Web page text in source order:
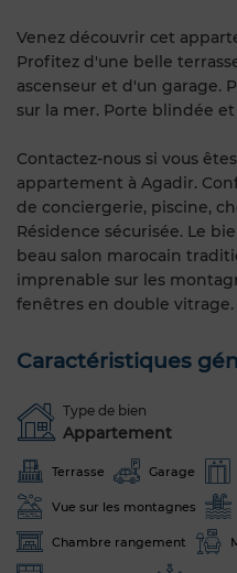
Venez découvrir cet
Profitez d'une belle
ascenseur et d'un garage.
sur la mer. Porte blindée
Contactez-nous si vous
appartement à Agadir.
de conciergerie, piscine,
Résidence sécurisée. Le
beau salon marocain
imprenable sur les
fenêtres en double vitrage.
Caractéristiques
Type de bien
Appartement
Terrasse Garage
Vue sur les montagnes
Chambre rangement